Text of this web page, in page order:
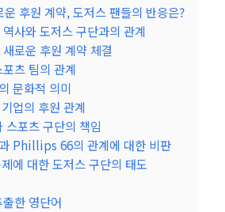
운 후원 계약, 도저스 팬들의 반응은?
사와 도저스 구단과의 관계
로운 후원 계약 체결
츠 팀의 관계
문화적 의미
업의 후원 관계
스포츠 구단의 책임
Phillips 66의 관계에 대한 비판
에 대한 도저스 구단의 태도
한 영단어